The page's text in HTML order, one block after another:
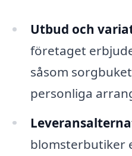
Utbud och
företaget
såsom
personliga
blomsterbutiker